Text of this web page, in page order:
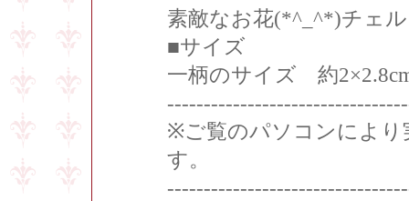
素敵なお花(*^_^*)チェ
■サイズ
一柄のサイズ 約
※ご覧のパソコンにより
す。